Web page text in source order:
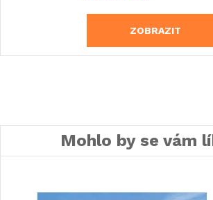
ZOBRAZIT
Mohlo by se vám